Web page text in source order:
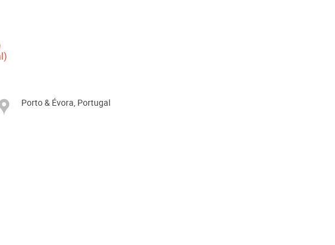
Porto & Évora, Portugal